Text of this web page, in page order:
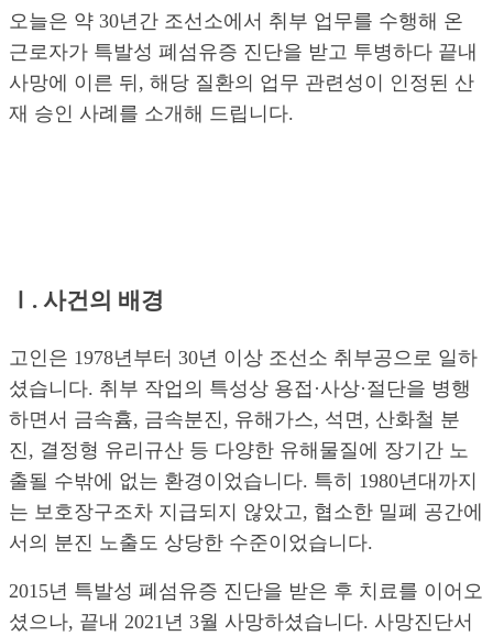
오늘은 약 30년간 조선소에서 취부 업무를 수행해 온
근로자가 특발성 폐섬유증 진단을 받고 투병하다 끝내
사망에 이른 뒤, 해당 질환의 업무 관련성이 인정된 산
재 승인 사례를 소개해 드립니다.
Ⅰ. 사건의 배경
고인은 1978년부터 30년 이상 조선소 취부공으로 일하
셨습니다. 취부 작업의 특성상 용접·사상·절단을 병행
하면서 금속흄, 금속분진, 유해가스, 석면, 산화철 분
진, 결정형 유리규산 등 다양한 유해물질에 장기간 노
출될 수밖에 없는 환경이었습니다. 특히 1980년대까지
는 보호장구조차 지급되지 않았고, 협소한 밀폐 공간에
서의 분진 노출도 상당한 수준이었습니다.
2015년 특발성 폐섬유증 진단을 받은 후 치료를 이어오
셨으나, 끝내 2021년 3월 사망하셨습니다. 사망진단서